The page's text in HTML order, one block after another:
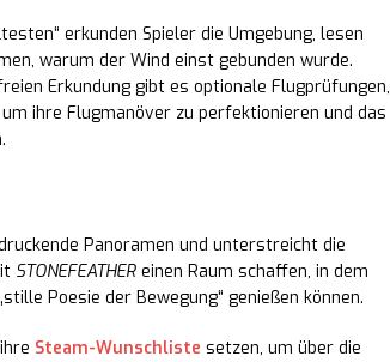
der Gamescom 2026 NEWS
Deckbuilder-Auto-Battler für PC
Sensation Jimothy
3: Erfolgs-Simulation feiert öffentliche
2026 NEWS
Tiere verbünden sich gegen die
erscheint am 20. August NEWS
erkunden Spieler die Umgebung, lesen
warum der Wind einst gebunden wurde.
Erkundung gibt es optionale Flugprüfungen,
ihre Flugmanöver zu perfektionieren und das
Panoramen und unterstreicht die
STONEFEATHER einen Raum schaffen, in dem
Poesie der Bewegung“ genießen können.
Steam-Wunschliste setzen, um über die